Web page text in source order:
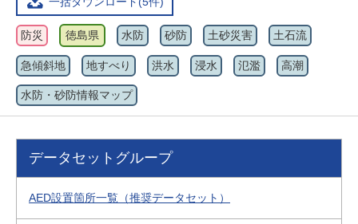
防災 徳島県 水防 砂防 土砂災害 土石流
急傾斜地 地すべり 洪水 浸水 氾濫 高潮
水防・砂防情報マップ
データセットグループ
AED設置箇所一覧（推奨データセット）